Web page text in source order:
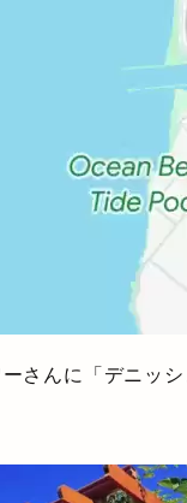
さんに「デニッ